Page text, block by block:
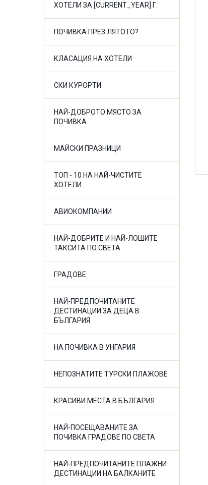
ХОТЕЛИ ЗА [CURRENT_YEAR] Г.
ПОЧИВКА ПРЕЗ ЛЯТОТО?
КЛАСАЦИЯ НА ХОТЕЛИ
СКИ КУРОРТИ
НАЙ-ДОБРОТО МЯСТО ЗА
ПОЧИВКА
МАЙСКИ ПРАЗНИЦИ
ТОП - 10 НА НАЙ-ЧИСТИТЕ
ХОТЕЛИ
АВИОКОМПАНИИ
НАЙ-ДОБРИТЕ И НАЙ-ЛОШИТЕ
ТАКСИТА ПО СВЕТА
ГРАДОВЕ
НАЙ-ПРЕДПОЧИТАНИТЕ
ДЕСТИНАЦИИ ЗА ДЕЦА В
БЪЛГАРИЯ
НА ПОЧИВКА В УНГАРИЯ
НЕПОЗНАТИТЕ ТУРСКИ ПЛАЖОВЕ
КРАСИВИ МЕСТА В БЪЛГАРИЯ
НАЙ-ПОСЕЩАВАНИТЕ ЗА
ПОЧИВКА ГРАДОВЕ ПО СВЕТА
НАЙ-ПРЕДПОЧИТАНИТЕ ПЛАЖНИ
ДЕСТИНАЦИИ НА БАЛКАНИТЕ